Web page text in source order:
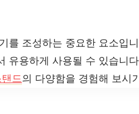
를 조성하는 중요한 요소입
유용하게 사용될 수 있습니다
드의 다양함을 경험해 보시